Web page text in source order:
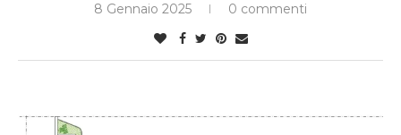
8 Gennaio 2025 0 commenti